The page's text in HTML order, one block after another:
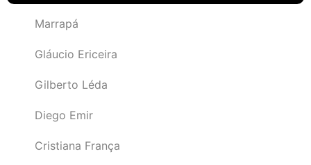
Marrapá
Gláucio Ericeira
Gilberto Léda
Diego Emir
Cristiana França